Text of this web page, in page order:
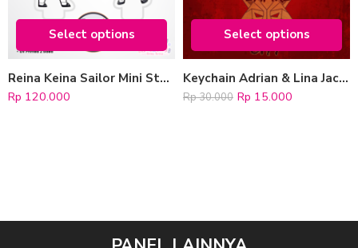
Select options
Select options
Reina Keina Sailor Mini Standee
Rp 120.000
Select options
Select options
Keychain Adrian & Lina Jacko
Rp30.000 Rp 15.000